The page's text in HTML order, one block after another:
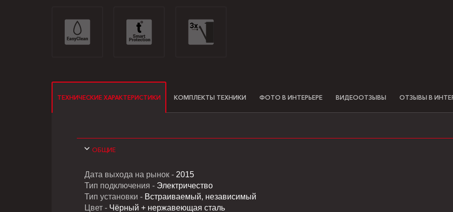
ТЕХНИЧЕСКИЕ ХАРАКТЕРИСТИКИ
ОБЩИЕ
Дата выхода на рынок - 2015
Тип подключения - Электричество
Тип установки - Встраиваемый, независимый
Цвет - Чёрный + нержавеющая сталь
КОМПЛЕКТЫ ТЕХНИКИ ФОТО В ИНТЕРЬЕРЕ ВИДЕООТЗЫВЫ ОТЗЫВЫ В